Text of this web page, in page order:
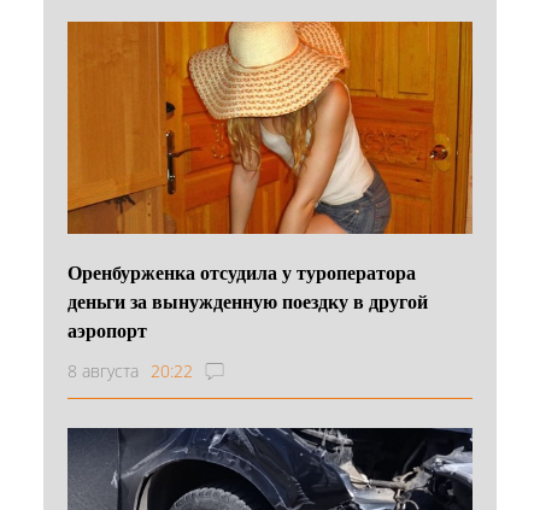
Оренбурженка отсудила у туроператора
деньги за вынужденную поездку в другой
аэропорт
8 августа 20:22